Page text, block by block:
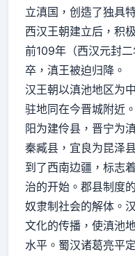
立滇国，创造了独具
西汉王朝建立后，积
前109年（西汉元封
卒，滇王被迫归降。
汉王朝以滇池地区为
驻地同在今晋城附近
阳为建伶县，晋宁为
秦臧县，宜良为昆泽
到了西南边疆，标志
治的开始。郡县制度
奴隶制社会的解体。
文化的传播，使滇池
水平。蜀汉诸葛亮平